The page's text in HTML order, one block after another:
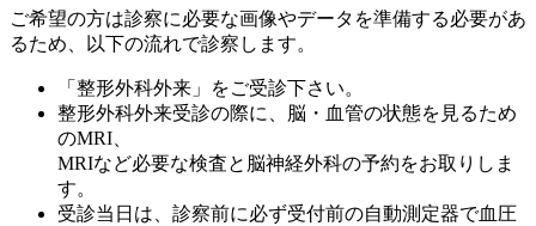
ご希望の方は診察に必要な画像やデータを準備する必要があ
るため、以下の流れで診察します。
「整形外科外来」をご受診下さい。
整形外科外来受診の際に、脳・血管の状態を見るため
のMRI、
MRIなど必要な検査と脳神経外科の予約をお取りしま
す。
受診当日は、診察前に必ず受付前の自動測定器で血圧